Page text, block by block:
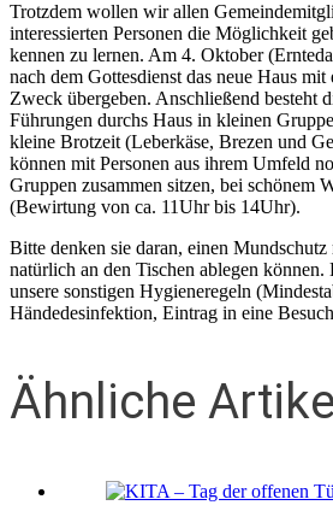
Trotzdem wollen wir allen
interessierten Personen die Möglichkeit
kennen zu lernen. Am 4. Oktober
nach dem Gottesdienst das neue Haus mit
Zweck übergeben. Anschließend besteht
Führungen durchs Haus in kleinen
kleine Brotzeit (Leberkäse, Brezen und
können mit Personen aus ihrem Umfeld
Gruppen zusammen sitzen, bei schönem
(Bewirtung von ca. 11Uhr bis 14Uhr).
Bitte denken sie daran, einen
natürlich an den Tischen ablegen können.
unsere sonstigen Hygieneregeln
Händedesinfektion, Eintrag in eine
Ähnliche Artikel